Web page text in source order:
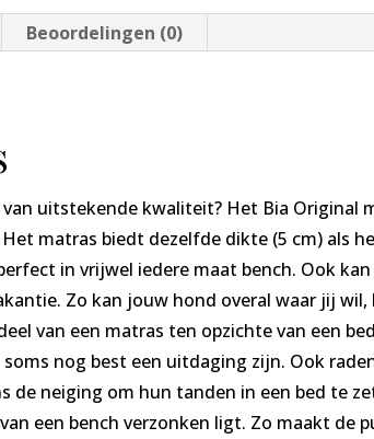
Beoordelingen (0)
uitstekende kwaliteit? Het Bia Original
matras biedt dezelfde dikte (5 cm) als
in vrijwel iedere maat bench. Ook
Zo kan jouw hond overal waar jij
van een matras ten opzichte van een
nog best een uitdaging zijn. Ook
de neiging om hun tanden in een bed te
een bench verzonken ligt. Zo maakt de